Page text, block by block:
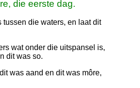
die eerste dag.
die waters, en laat dit
wat onder die uitspansel is,
dit was so.
was aand en dit was môre,